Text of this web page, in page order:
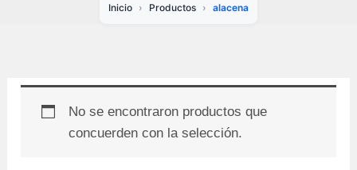
Inicio Productos alacena
No se encontraron productos que
concuerden con la selección.